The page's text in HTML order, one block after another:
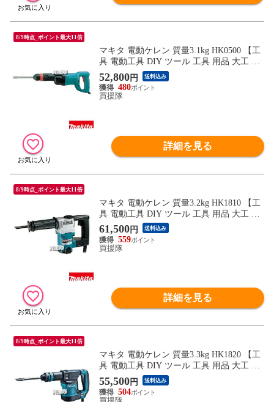
8/9時点_ポイント最大11倍
マキタ 電動ケレン 質量3.1kg HK0500 【工
具 電動工具 DIY ツール 工具 用品 大工 日
曜大工 セメント コンクリート モルタル 汚
れを取り 砕く 粉砕 makita 正規品 日本仕様
マキタ正規取扱店】【おしゃれ おすすめ】
52,800円 送料込み
480
買援隊
詳細を見る
8/9時点_ポイント最大11倍
マキタ 電動ケレン 質量3.2kg HK1810 【工
具 電動工具 DIY ツール 工具 用品 大工 日
曜大工 セメント コンクリート モルタル 汚
れを取り 砕く 粉砕 makita 正規品 日本仕様
マキタ正規取扱店】【おしゃれ おすすめ】
61,500円 送料込み
559
買援隊
詳細を見る
8/9時点_ポイント最大11倍
マキタ 電動ケレン 質量3.3kg HK1820 【工
具 電動工具 DIY ツール 工具 用品 大工 日
曜大工 セメント コンクリート モルタル 汚
れを取り 砕く 粉砕 makita 正規品 日本仕様
マキタ正規取扱店】【おしゃれ おすすめ】
55,500円 送料込み
504